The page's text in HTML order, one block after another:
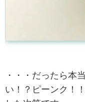
・・・だったら本
い！？ピーンク！